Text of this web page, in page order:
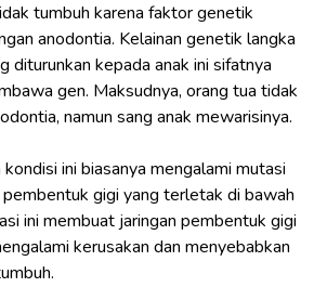
tumbuh karena faktor genetik
anodontia. Kelainan genetik langka
diturunkan kepada anak ini sifatnya
gen. Maksudnya, orang tua tidak
namun sang anak mewarisinya.
ini biasanya mengalami mutasi
gigi yang terletak di bawah
ini membuat jaringan pembentuk gigi
kerusakan dan menyebabkan